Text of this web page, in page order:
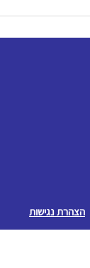
הצהרת נגישות